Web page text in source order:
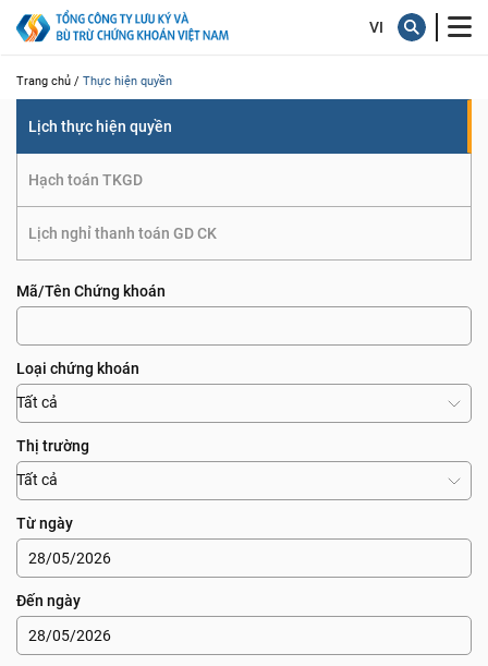
Trang chủ / Thực hiện quyền
Lịch thực hiện quyền
Hạch toán TKGD
Lịch nghỉ thanh toán GD CK
Mã/Tên Chứng khoán
Loại chứng khoán
Tất cả
Thị trường
Tất cả
Từ ngày
Đến ngày